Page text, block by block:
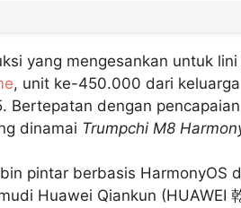
yang mengesankan untuk lini
, unit ke-450.000 dari
Bertepatan dengan
dinamai Trumpchi M8
pintar berbasis HarmonyOS
Huawei Qiankun (HUAWEI